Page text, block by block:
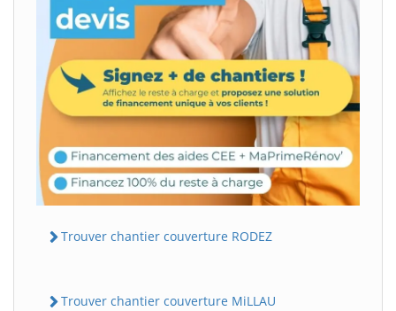
Trouver chantier couverture RODEZ
Trouver chantier couverture MiLLAU